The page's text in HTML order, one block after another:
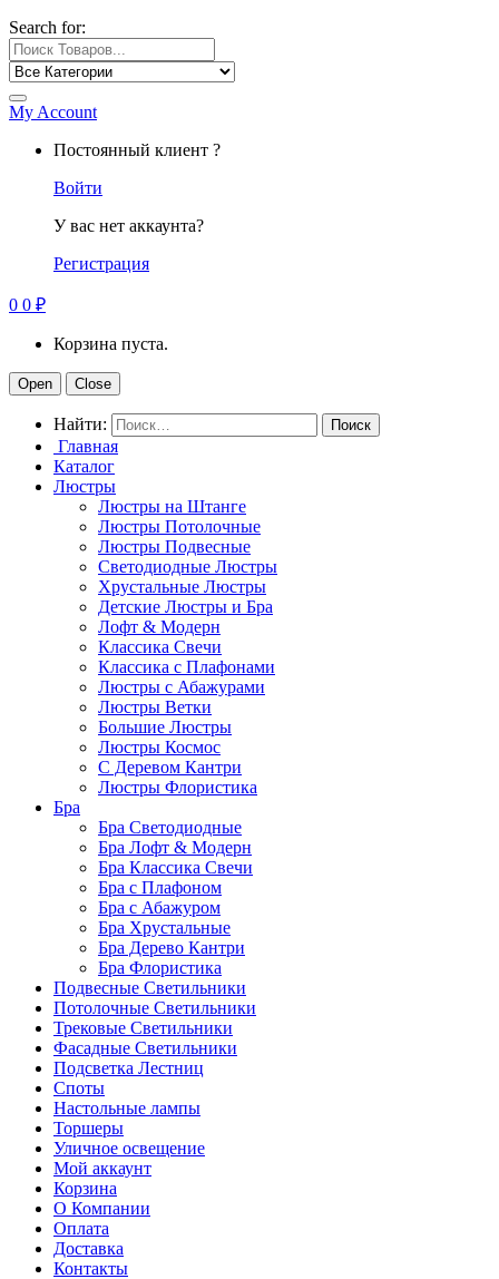
Search for:
My Account
Постоянный клиент ?
Войти
У вас нет аккаунта?
Регистрация
0 0 ₽
Корзина пуста.
Open Close
Найти:
Главная
Каталог
Люстры
Люстры на Штанге
Люстры Потолочные
Люстры Подвесные
Светодиодные Люстры
Хрустальные Люстры
Детские Люстры и Бра
Лофт & Модерн
Классика Свечи
Классика с Плафонами
Люстры с Абажурами
Люстры Ветки
Большие Люстры
Люстры Космос
С Деревом Кантри
Люстры Флористика
Бра
Бра Светодиодные
Бра Лофт & Модерн
Бра Классика Свечи
Бра с Плафоном
Бра с Абажуром
Бра Хрустальные
Бра Дерево Кантри
Бра Флористика
Подвесные Светильники
Потолочные Светильники
Трековые Светильники
Фасадные Светильники
Подсветка Лестниц
Споты
Настольные лампы
Торшеры
Уличное освещение
Мой аккаунт
Корзина
О Компании
Оплата
Доставка
Контакты